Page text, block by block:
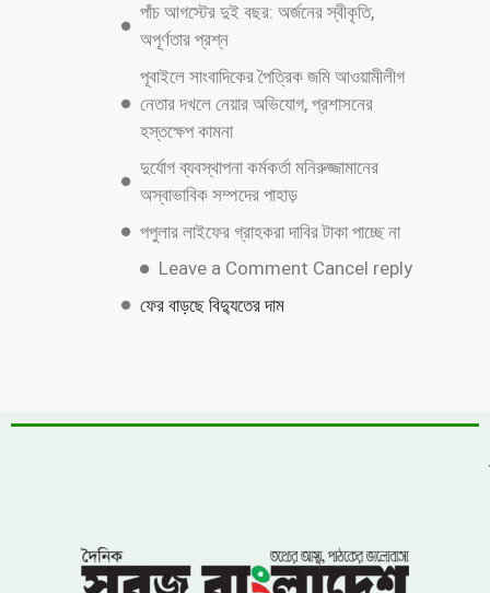
পাঁচ আগস্টের দুই বছর: অর্জনের স্বীকৃতি,
অপূর্ণতার প্রশ্ন
পূবাইলে সাংবাদিকের পৈত্রিক জমি আওয়ামীলীগ
নেতার দখলে নেয়ার অভিযোগ, প্রশাসনের
হস্তক্ষেপ কামনা
দুর্যোগ ব্যবস্থাপনা কর্মকর্তা মনিরুজ্জামানের
অস্বাভাবিক সম্পদের পাহাড়
পপুলার লাইফের গ্রাহকরা দাবির টাকা পাচ্ছে না
Leave a Comment Cancel reply
ফের বাড়ছে বিদ্যুতের দাম